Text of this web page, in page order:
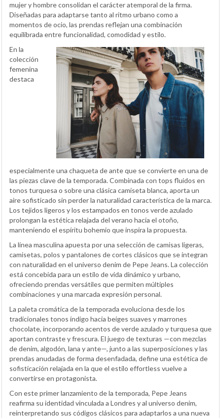
mujer y hombre consolidan el carácter atemporal de la firma.
Diseñadas para adaptarse tanto al ritmo urbano como a
momentos de ocio, las prendas reflejan una combinación
equilibrada entre funcionalidad, comodidad y estilo.
En la
colección
femenina
destaca
especialmente una chaqueta de ante que se convierte en una de
las piezas clave de la temporada. Combinada con tops fluidos en
tonos turquesa o sobre una clásica camiseta blanca, aporta un
aire sofisticado sin perder la naturalidad característica de la marca.
Los tejidos ligeros y los estampados en tonos verde azulado
prolongan la estética relajada del verano hacia el otoño,
manteniendo el espíritu bohemio que inspira la propuesta.
La línea masculina apuesta por una selección de camisas ligeras,
camisetas, polos y pantalones de cortes clásicos que se integran
con naturalidad en el universo denim de Pepe Jeans. La colección
está concebida para un estilo de vida dinámico y urbano,
ofreciendo prendas versátiles que permiten múltiples
combinaciones y una marcada expresión personal.
La paleta cromática de la temporada evoluciona desde los
tradicionales tonos índigo hacia beiges suaves y marrones
chocolate, incorporando acentos de verde azulado y turquesa que
aportan contraste y frescura. El juego de texturas —con mezclas
de denim, algodón, lana y ante—, junto a las superposiciones y las
prendas anudadas de forma desenfadada, define una estética de
sofisticación relajada en la que el estilo effortless vuelve a
convertirse en protagonista.
Con este primer lanzamiento de la temporada, Pepe Jeans
reafirma su identidad vinculada a Londres y al universo denim,
reinterpretando sus códigos clásicos para adaptarlos a una nueva